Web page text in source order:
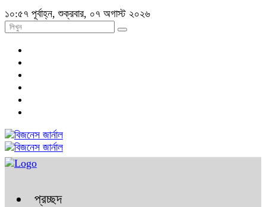
১০:৫৭ পূর্বাহ্ন, শুক্রবার, ০৭ অগাস্ট ২০২৬
প্রচ্ছদ